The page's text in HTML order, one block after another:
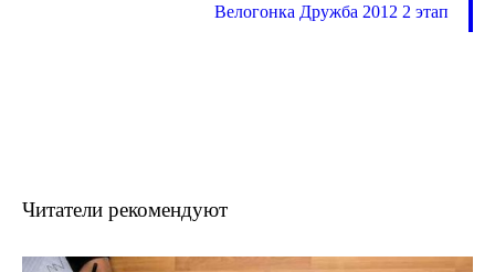
Велогонка Дружба 2012 2 этап
Читатели рекомендуют